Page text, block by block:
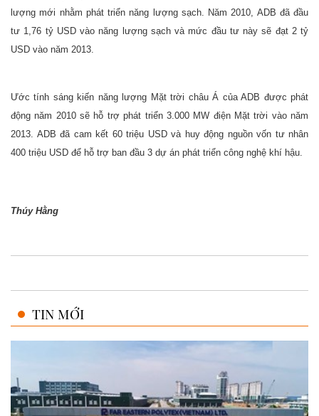
lượng mới nhằm phát triển năng lượng sạch. Năm 2010, ADB đã đầu
tư 1,76 tỷ USD vào năng lượng sạch và mức đầu tư này sẽ đạt 2 tỷ
USD vào năm 2013.
Ước tính sáng kiến năng lượng Mặt trời châu Á của ADB được phát
động năm 2010 sẽ hỗ trợ phát triển 3.000 MW điện Mặt trời vào năm
2013. ADB đã cam kết 60 triệu USD và huy động nguồn vốn tư nhân
400 triệu USD để hỗ trợ ban đầu 3 dự án phát triển công nghệ khí hậu.
Thúy Hằng
TIN MỚI